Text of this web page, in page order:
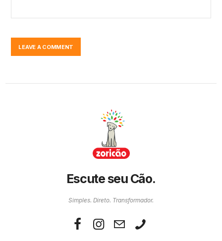
Escute seu Cão.
Simples. Direto. Transformador.